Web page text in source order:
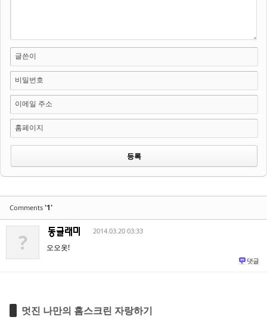
글쓴이
비밀번호
이메일 주소
홈페이지
Comments '1'
? 2014.03.20 03:33
오오옷!
댓글
멋진 나만의 홈스크린 자랑하기